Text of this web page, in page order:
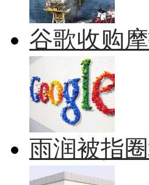
谷歌收购
雨润被指